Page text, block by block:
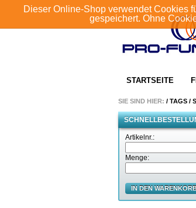
Dieser Online-Shop verwendet Cookies
gespeichert. Ohne
STARTSEITE
SIE SIND HIER: / TAGS /
Artikelnr.:
Menge:
IN DEN